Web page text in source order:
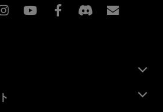
Instagram Facebook